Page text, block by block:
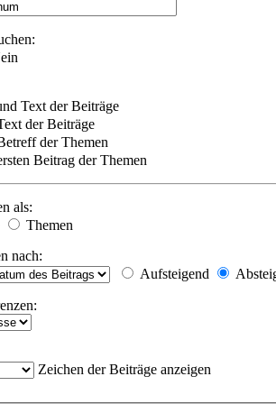
Text der Beiträge
der Beiträge
der Themen
Beitrag der Themen
als:
Themen
nach:
Aufsteigend
Zeichen der Beiträge anzeigen